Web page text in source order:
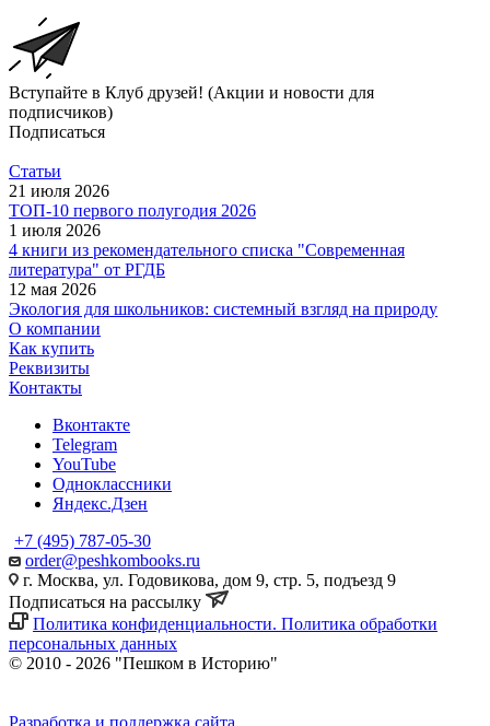
Вступайте в Клуб друзей! (Акции и новости для
подписчиков)
Подписаться
Статьи
21 июля 2026
ТОП-10 первого полугодия 2026
1 июля 2026
4 книги из рекомендательного списка "Современная
литература" от РГДБ
12 мая 2026
Экология для школьников: системный взгляд на природу
О компании
Как купить
Реквизиты
Контакты
Вконтакте
Telegram
YouTube
Одноклассники
Яндекс.Дзен
+7 (495) 787-05-30
order@peshkombooks.ru
г. Москва, ул. Годовикова, дом 9, стр. 5, подъезд 9
Подписаться на рассылку
Политика конфиденциальности. Политика обработки
персональных данных
© 2010 - 2026 "Пешком в Историю"
Разработка и поддержка сайта